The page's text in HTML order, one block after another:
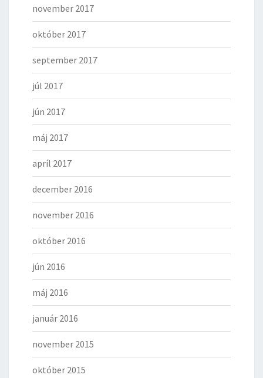
november 2017
október 2017
september 2017
júl 2017
jún 2017
máj 2017
apríl 2017
december 2016
november 2016
október 2016
jún 2016
máj 2016
január 2016
november 2015
október 2015